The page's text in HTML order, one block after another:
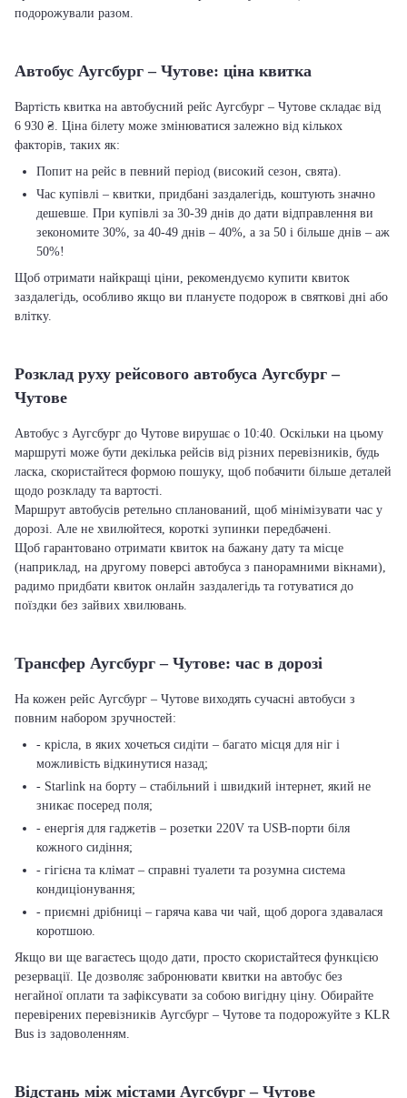
подорожували разом.
Автобус Аугсбург – Чутове: ціна квитка
Вартість квитка на автобусний рейс Аугсбург – Чутове складає від
6 930 ₴. Ціна білету може змінюватися залежно від кількох
факторів, таких як:
Попит на рейс в певний період (високий сезон, свята).
Час купівлі – квитки, придбані заздалегідь, коштують значно
дешевше. При купівлі за 30-39 днів до дати відправлення ви
зекономите 30%, за 40-49 днів – 40%, а за 50 і більше днів – аж
50%!
Щоб отримати найкращі ціни, рекомендуємо купити квиток
заздалегідь, особливо якщо ви плануєте подорож в святкові дні або
влітку.
Розклад руху рейсового автобуса Аугсбург –
Чутове
Автобус з Аугсбург до Чутове вирушає о 10:40. Оскільки на цьому
маршруті може бути декілька рейсів від різних перевізників, будь
ласка, скористайтеся формою пошуку, щоб побачити більше деталей
щодо розкладу та вартості.
Маршрут автобусів ретельно спланований, щоб мінімізувати час у
дорозі. Але не хвилюйтеся, короткі зупинки передбачені.
Щоб гарантовано отримати квиток на бажану дату та місце
(наприклад, на другому поверсі автобуса з панорамними вікнами),
радимо придбати квиток онлайн заздалегідь та готуватися до
поїздки без зайвих хвилювань.
Трансфер Аугсбург – Чутове: час в дорозі
На кожен рейс Аугсбург – Чутове виходять сучасні автобуси з
повним набором зручностей:
- крісла, в яких хочеться сидіти – багато місця для ніг і
можливість відкинутися назад;
- Starlink на борту – стабільний і швидкий інтернет, який не
зникає посеред поля;
- енергія для гаджетів – розетки 220V та USB-порти біля
кожного сидіння;
- гігієна та клімат – справні туалети та розумна система
кондиціонування;
- приємні дрібниці – гаряча кава чи чай, щоб дорога здавалася
коротшою.
Якщо ви ще вагаєтесь щодо дати, просто скористайтеся функцією
резервації. Це дозволяє забронювати квитки на автобус без
негайної оплати та зафіксувати за собою вигідну ціну. Обирайте
перевірених перевізників Аугсбург – Чутове та подорожуйте з KLR
Bus із задоволенням.
Відстань між містами Аугсбург – Чутове